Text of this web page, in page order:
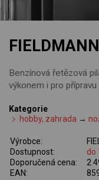
Benzínová řetězová
výkonem i pro
Kategorie
hobby, zahrada →
Výrobce:
Dostupnost:
do
Doporučená cena:
2
EAN: